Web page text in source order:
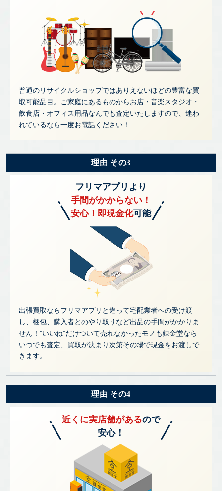
普通のリサイクルショップではありえないほどの豊富な買
取可能品目。ご家庭にあるものからお店・音楽スタジオ・
飲食店・オフィス用品なんでも査定いたしますので、迷わ
れているなら一度お電話ください！
理由 その3
フリマアプリより
手間がかからない！
安心！即現金化可能
出張買取ならフリマアプリと違って宅配業者への受け渡
し、梱包、購入者とのやり取りなど出品の手間がかかりま
せん！”いいね”だけついて売れなかったモノも錬金堂なら
いつでも査定、買取が決まり次第その場で現金をお渡しで
きます。
理由 その4
近くに実店舗があるので
安心！